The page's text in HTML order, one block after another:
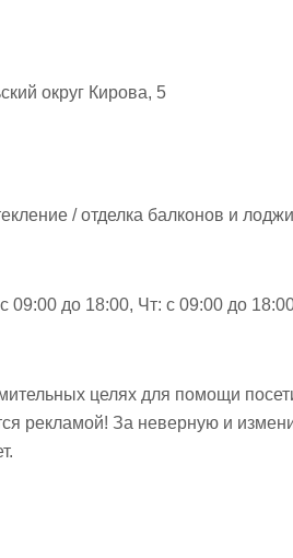
округ Кирова, 5
/ отделка балконов и
09:00 до 18:00, Чт: с 09:00 до
целях для помощи
рекламой! За неверную и